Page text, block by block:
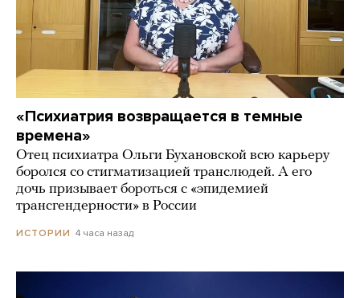
«Психиатрия возвращается в темные
времена»
Отец психиатра Ольги Бухановской всю карьеру
боролся со стигматизацией транслюдей. А его
дочь призывает бороться с «эпидемией
трансгендерности» в России
ИСТОРИИ 4 часа назад